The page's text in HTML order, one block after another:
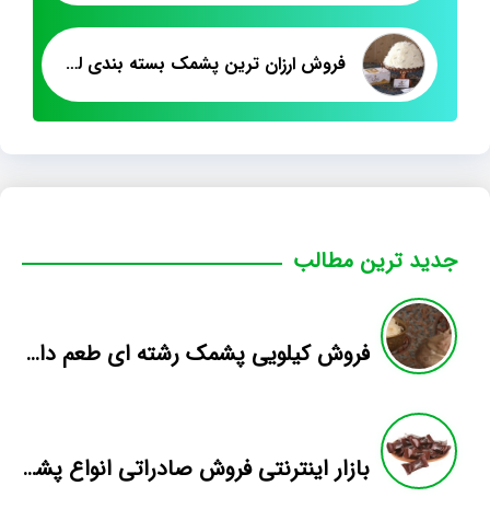
فروش ارزان ترین پشمک بسته بندی لقمه الیافی
جدید ترین مطالب
فروش کیلویی پشمک رشته ای طعم دار میوه
بازار اینترنتی فروش صادراتی انواع پشمک الیافی/شکلاتی